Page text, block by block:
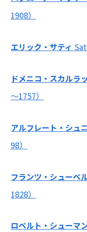
1908）
エリック・サティ
ドメニコ・スカルラ
～1757）
アルフレート・シュ
98）
フランツ・シューベ
1828）
ロベルト・シューマ